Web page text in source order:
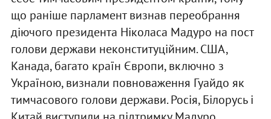
що раніше парламент визнав переобрання
діючого президента Ніколаса Мадуро на пост
голови держави неконституційним. США,
Канада, багато країн Європи, включно з
Україною, визнали повноваження Гуайдо як
тимчасового голови держави. Росія, Білорусь і